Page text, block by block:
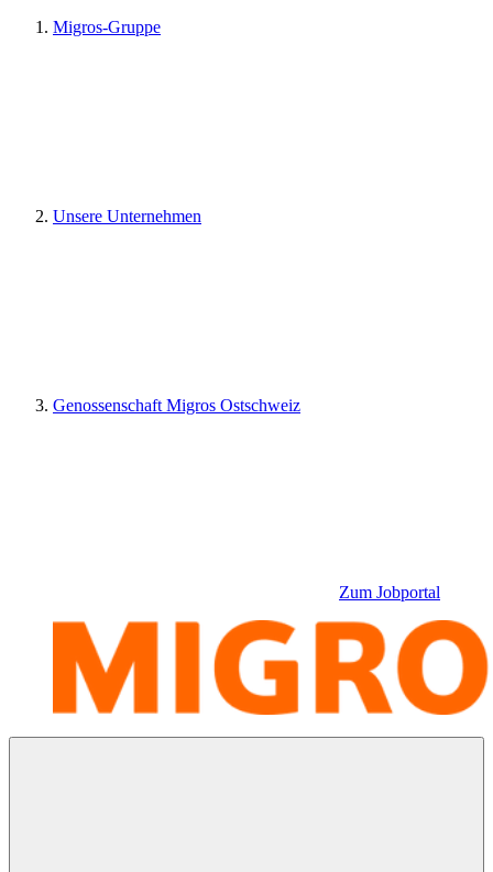
Migros-Gruppe
Unsere Unternehmen
Genossenschaft Migros Ostschweiz
Zum Jobportal